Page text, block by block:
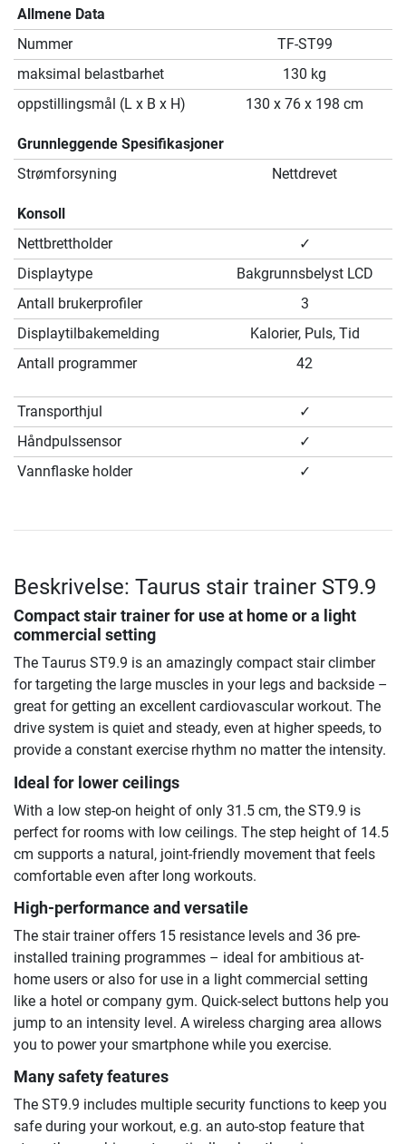
Allmene Data
Nummer
TF-ST99
maksimal belastbarhet
130 kg
oppstillingsmål (L x B x H)
130 x 76 x 198 cm
Grunnleggende Spesifikasjoner
Strømforsyning
Nettdrevet
Konsoll
Nettbrettholder
✓
Displaytype
Bakgrunnsbelyst LCD
Antall brukerprofiler
3
Displaytilbakemelding
Kalorier, Puls, Tid
Antall programmer
42
Transporthjul
✓
Håndpulssensor
✓
Vannflaske holder
✓
Beskrivelse: Taurus stair trainer ST9.9
Compact stair trainer for use at home or a light
commercial setting
The Taurus ST9.9 is an amazingly compact stair climber
for targeting the large muscles in your legs and backside –
great for getting an excellent cardiovascular workout. The
drive system is quiet and steady, even at higher speeds, to
provide a constant exercise rhythm no matter the intensity.
Ideal for lower ceilings
With a low step-on height of only 31.5 cm, the ST9.9 is
perfect for rooms with low ceilings. The step height of 14.5
cm supports a natural, joint-friendly movement that feels
comfortable even after long workouts.
High-performance and versatile
The stair trainer offers 15 resistance levels and 36 pre-
installed training programmes – ideal for ambitious at-
home users or also for use in a light commercial setting
like a hotel or company gym. Quick-select buttons help you
jump to an intensity level. A wireless charging area allows
you to power your smartphone while you exercise.
Many safety features
The ST9.9 includes multiple security functions to keep you
safe during your workout, e.g. an auto-stop feature that